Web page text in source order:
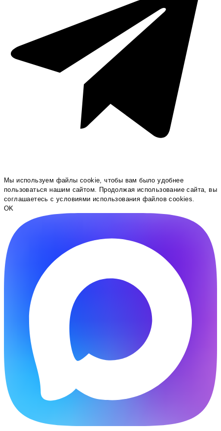
Мы используем файлы cookie, чтобы вам было удобнее
пользоваться нашим сайтом. Продолжая использование сайта, вы
соглашаетесь c условиями использования файлов cookies.
OK